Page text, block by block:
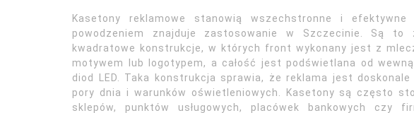
Kasetony reklamowe stanowią wszechstronne i
powodzeniem znajduje zastosowanie w Szczecinie. Są to
kwadratowe konstrukcje, w których front wykonany jest z
motywem lub logotypem, a całość jest podświetlana od
diod LED. Taka konstrukcja sprawia, że reklama jest
pory dnia i warunków oświetleniowych. Kasetony są często
sklepów, punktów usługowych, placówek bankowych czy